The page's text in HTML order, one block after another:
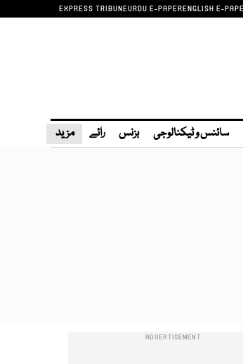
EXPRESS TRIBUNEURDU E-PAPERENGLISH E-
سائنس و ٹیکنالوجی بزنس رائے مزید